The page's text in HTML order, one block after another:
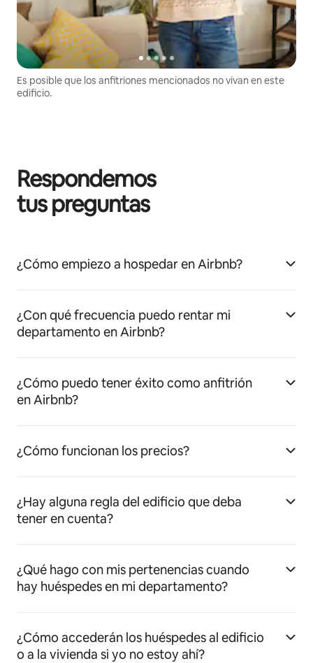
Es posible que los anfitriones mencionados no vivan en este
edificio.
Respondemos
tus preguntas
¿Cómo empiezo a hospedar en Airbnb?
¿Con qué frecuencia puedo rentar mi
departamento en Airbnb?
¿Cómo puedo tener éxito como anfitrión
en Airbnb?
¿Cómo funcionan los precios?
¿Hay alguna regla del edificio que deba
tener en cuenta?
¿Qué hago con mis pertenencias cuando
hay huéspedes en mi departamento?
¿Cómo accederán los huéspedes al edificio
o a la vivienda si yo no estoy ahí?